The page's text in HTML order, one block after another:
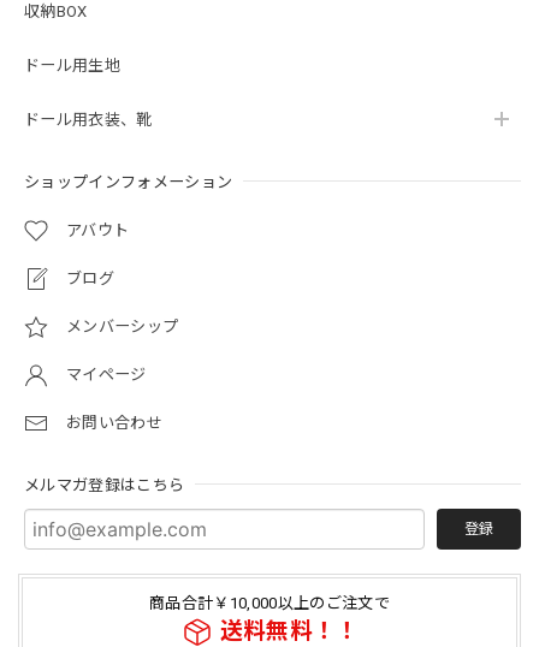
収納BOX
ドール用生地
ドール用衣装、靴
ショップインフォメーション
アバウト
ブログ
メンバーシップ
マイページ
お問い合わせ
メルマガ登録はこちら
登録
商品合計￥10,000以上のご注文で
送料無料！！